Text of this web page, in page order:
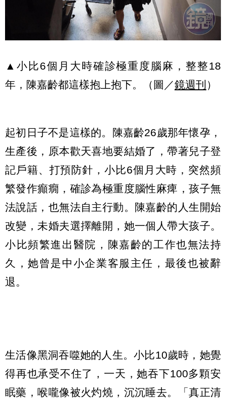
▲小比6個月大時確診極重度腦麻，整整18
年，陳嘉齡都這樣抱上抱下。（圖／鏡週刊 ）
起初日子不是這樣的。陳嘉齡26歲那年懷孕，
生產後，原本歡天喜地要結婚了，帶著兒子登
記戶籍、打預防針，小比6個月大時，突然頻
繁發作癲癇，確診為極重度腦性麻痺，孩子無
法說話，也無法自主行動。陳嘉齡的人生開始
改變，未婚夫選擇離開，她一個人帶大孩子。
小比頻繁進出醫院，陳嘉齡的工作也無法持
久，她曾是中小企業客服主任，最後也被辭
退。
生活像黑洞吞噬她的人生。小比10歲時，她覺
得再也承受不住了，一天，她吞下100多顆安
眠藥，喉嚨像被火灼燒，沉沉睡去。「真正清